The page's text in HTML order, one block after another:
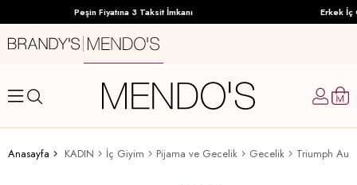
Peşin Fiyatına 3 Taksit İmkanı Erkek İç
Anasayfa KADIN İç Giyim Pijama ve Gecelik Gecelik Triumph